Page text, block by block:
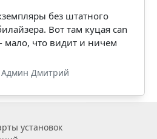
без штатного
Вот там куцая can
мало, что видит и ничем
Админ Дмитрий
установок